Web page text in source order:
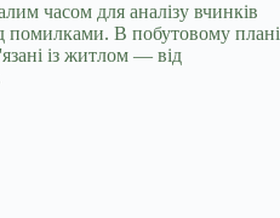
часом для аналізу вчинків
помилками. В побутовому плані
із житлом — від